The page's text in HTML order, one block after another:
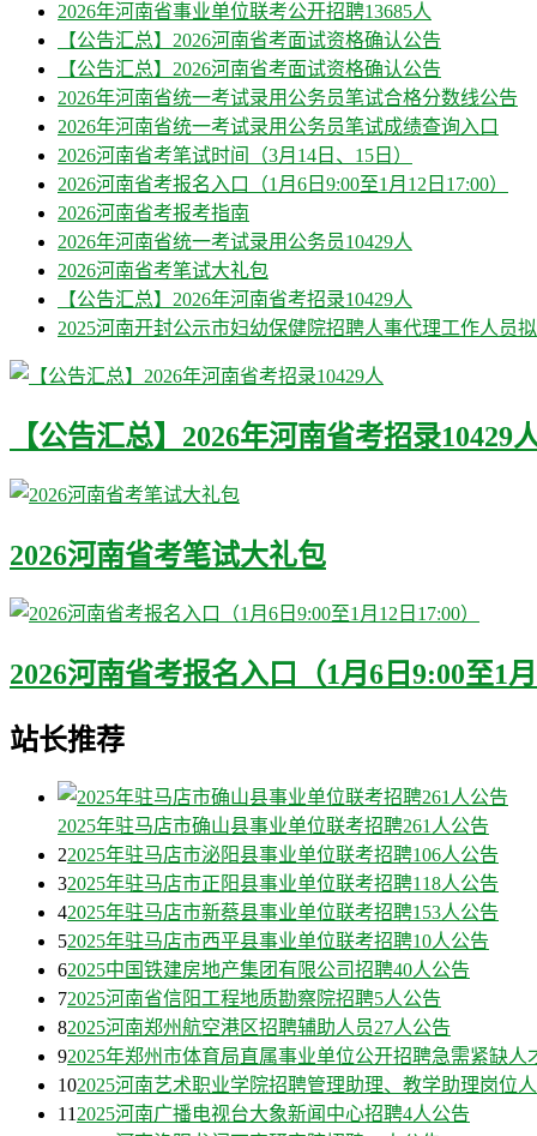
2026年河南省事业单位联考公开招聘13685人
【公告汇总】2026河南省考面试资格确认公告
【公告汇总】2026河南省考面试资格确认公告
2026年河南省统一考试录用公务员笔试合格分数线公告
2026年河南省统一考试录用公务员笔试成绩查询入口
2026河南省考笔试时间（3月14日、15日）
2026河南省考报名入口（1月6日9:00至1月12日17:00）
2026河南省考报考指南
2026年河南省统一考试录用公务员10429人
2026河南省考笔试大礼包
【公告汇总】2026年河南省考招录10429人
2025河南开封公示市妇幼保健院招聘人事代理工作人员
【公告汇总】2026年河南省考招录10429
2026河南省考笔试大礼包
2026河南省考报名入口（1月6日9:00至1月
站长推荐
2025年驻马店市确山县事业单位联考招聘261人公告
22025年驻马店市泌阳县事业单位联考招聘106人公告
32025年驻马店市正阳县事业单位联考招聘118人公告
42025年驻马店市新蔡县事业单位联考招聘153人公告
52025年驻马店市西平县事业单位联考招聘10人公告
62025中国铁建房地产集团有限公司招聘40人公告
72025河南省信阳工程地质勘察院招聘5人公告
82025河南郑州航空港区招聘辅助人员27人公告
92025年郑州市体育局直属事业单位公开招聘急需紧缺人
102025河南艺术职业学院招聘管理助理、教学助理岗位
112025河南广播电视台大象新闻中心招聘4人公告